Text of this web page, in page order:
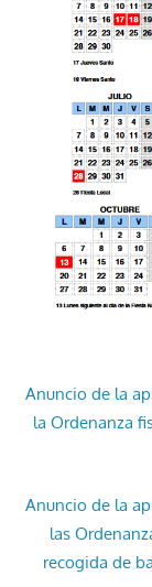
Anuncio de la
la Ordenanza
Anuncio de la
las
recogida de